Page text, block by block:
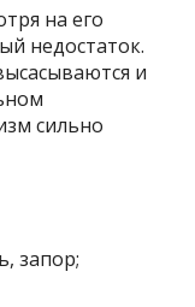
на его
недостаток.
и
сильно
запор;